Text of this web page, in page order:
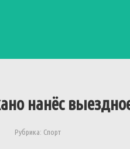
нанёс
Рубрика: Спорт